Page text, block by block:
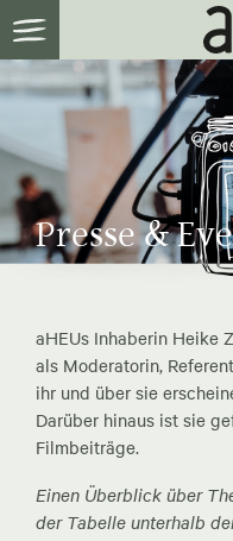
Presse &
aHEUs Inhaberin Heike
als Moderatorin,
ihr und über sie
Darüber hinaus ist sie
Filmbeiträge.
Einen Überblick über
der Tabelle unterhalb